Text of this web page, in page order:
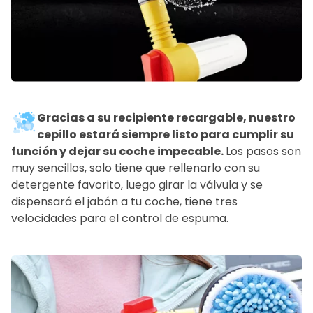
Gracias a su recipiente recargable, nuestro
cepillo estará siempre listo para cumplir su
función y dejar su coche impecable.Los pasos son
muy sencillos, solo tiene que rellenarlo con su
detergente favorito, luego girar la válvula y se
dispensará el jabón a tu coche, tiene tres
velocidades para el control de espuma.